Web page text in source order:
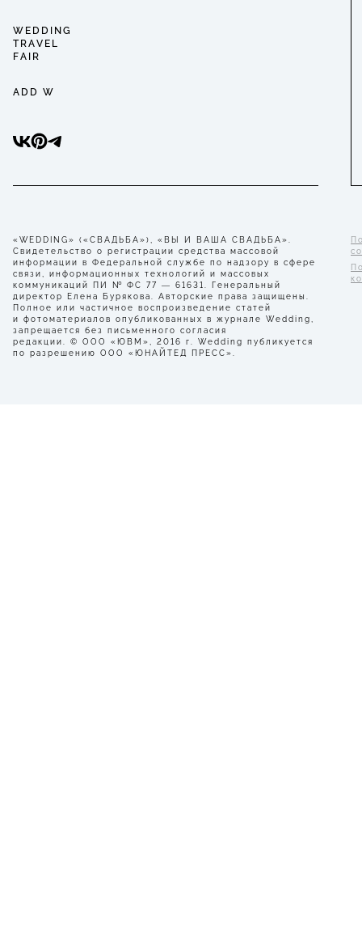
WEDDING
TRAVEL
FAIR
ADD W
«WEDDING» («СВАДЬБА»), «ВЫ И ВАША СВАДЬБА».
Свидетельство о регистрации средства массовой
информации в Федеральной службе по надзору в сфере
связи, информационных технологий и массовых
коммуникаций ПИ № ФС 77 — 61631. Генеральный
директор Елена Бурякова. Авторские права защищены.
Полное или частичное воспроизведение статей
и фотоматериалов опубликованных в журнале Wedding,
запрещается без письменного согласия
редакции. © ООО «ЮВМ», 2016 г. Wedding публикуется
по разрешению ООО «ЮНАЙТЕД ПРЕСС».